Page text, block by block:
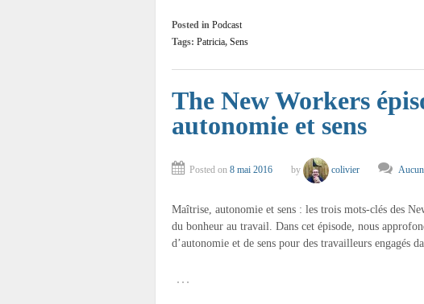
Posted in Podcast
Tags: Patricia, Sens
The New Workers
autonomie et sens
Posted on 8 mai 2016 by colivier
Maîtrise, autonomie et sens : les trois mots-clés des
du bonheur au travail. Dans cet épisode, nous
d’autonomie et de sens pour des travailleurs engagés
…